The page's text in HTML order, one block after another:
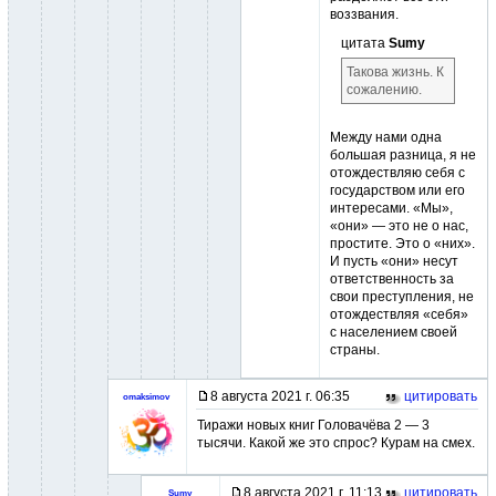
воззвания.
цитата Sumy
Такова жизнь. К
сожалению.
Между нами одна
большая разница, я не
отождествляю себя с
государством или его
интересами. «Мы»,
«они» — это не о нас,
простите. Это о «них».
И пусть «они» несут
ответственность за
свои преступления, не
отождествляя «себя»
с населением своей
страны.
omaksimov 8 августа 2021 г. 06:35
цитировать
Тиражи новых книг Головачёва 2 — 3
тысячи. Какой же это спрос? Курам на смех.
Sumy 8 августа 2021 г. 11:13 цитировать